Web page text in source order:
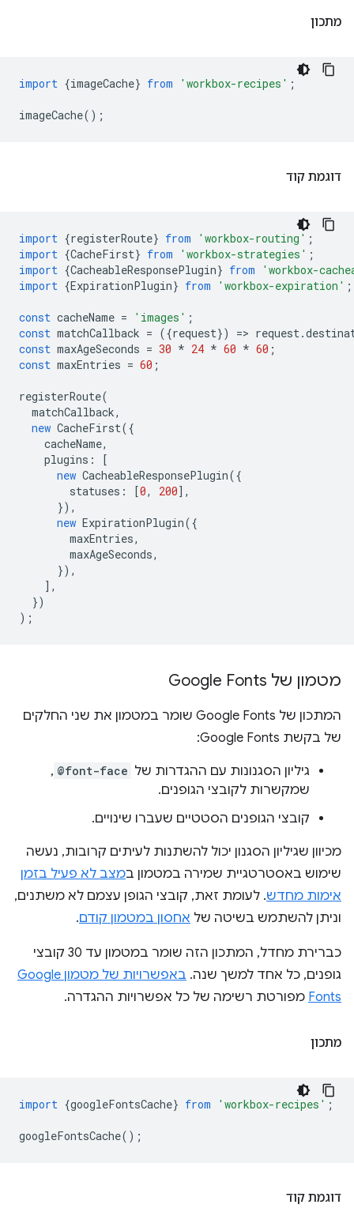
מתכון
import {imageCache} from 'workbox-recipes' ;
imageCache();
דוגמת קוד
import {registerRoute} from 'workbox-routing' ;
import {CacheFirst} from 'workbox-strategies' ;
import {CacheableResponsePlugin} from
'workbox-
import {ExpirationPlugin} from 'workbox-expiration' ;
const cacheName = 'images' ;
const matchCallback = ({request}) => request.
const maxAgeSeconds = 30 * 24 * 60 * 60 ;
const maxEntries = 60 ;
registerRoute(
matchCallback,
new CacheFirst({
cacheName,
plugins :
[
new CacheableResponsePlugin({
statuses : [0, 200],
}),
new ExpirationPlugin({
maxEntries,
maxAgeSeconds,
}),
],
})
);
מטמון של Google Fonts
המתכון של Google Fonts שומר במטמון את שני החלקים
של בקשת Google Fonts:
גיליון הסגנונות עם ההגדרות של @font-face
,
שמקשרות לקובצי הגופנים.
קובצי הגופנים הסטטיים שעברו שינויים.
מכיוון שגיליון הסגנון יכול להשתנות לעיתים קרובות, נעשה
שימוש באסטרטגיית שמירה במטמון במצב לא פעיל בזמן
אימות מחדש. לעומת זאת, קובצי הגופן עצמם לא משתנים,
וניתן להשתמש בשיטה של אחסון במטמון קודם.
כברירת מחדל, המתכון הזה שומר במטמון עד 30 קובצי
גופנים, כל אחד למשך שנה.
באפשרויות של מטמון Google
Fonts מפורטת רשימה של כל אפשרויות ההגדרה.
מתכון
import {googleFontsCache} from 'workbox-recipes' ;
googleFontsCache();
דוגמת קוד